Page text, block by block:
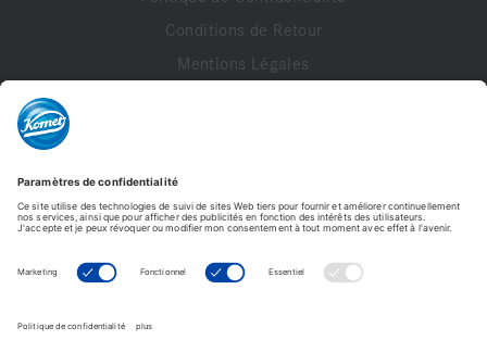
Conditions de Retour
Mentions Légales
Contact
Contactez-nous